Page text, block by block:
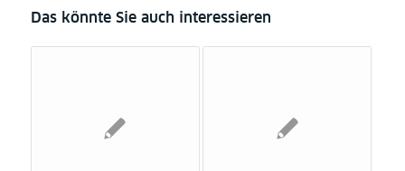
Das könnte Sie auch interessieren